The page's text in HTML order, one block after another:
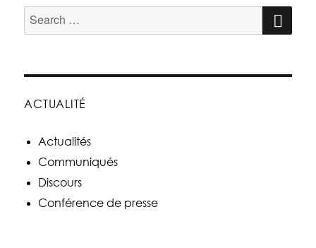
ACTUALITÉ
Actualités
Communiqués
Discours
Conférence de presse